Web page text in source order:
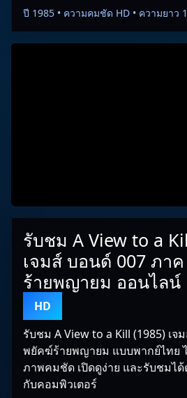
ปี 1985 • ความคมชัด HD • ความยาว
รับชม A View to a
เจมส์ บอนด์ 007 ภา
ร้ายพญายม ออนไลน์
HD
รับชม A View to a Kill (1985) เจ
พยัคฆ์ร้ายพญายม แบบพากย์ไทย
ภาพคมชัด เปิดดูง่าย และรับชมไ
กับคอมพิวเตอร์